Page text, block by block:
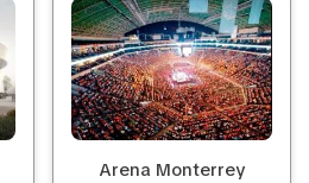
Arena Monterrey